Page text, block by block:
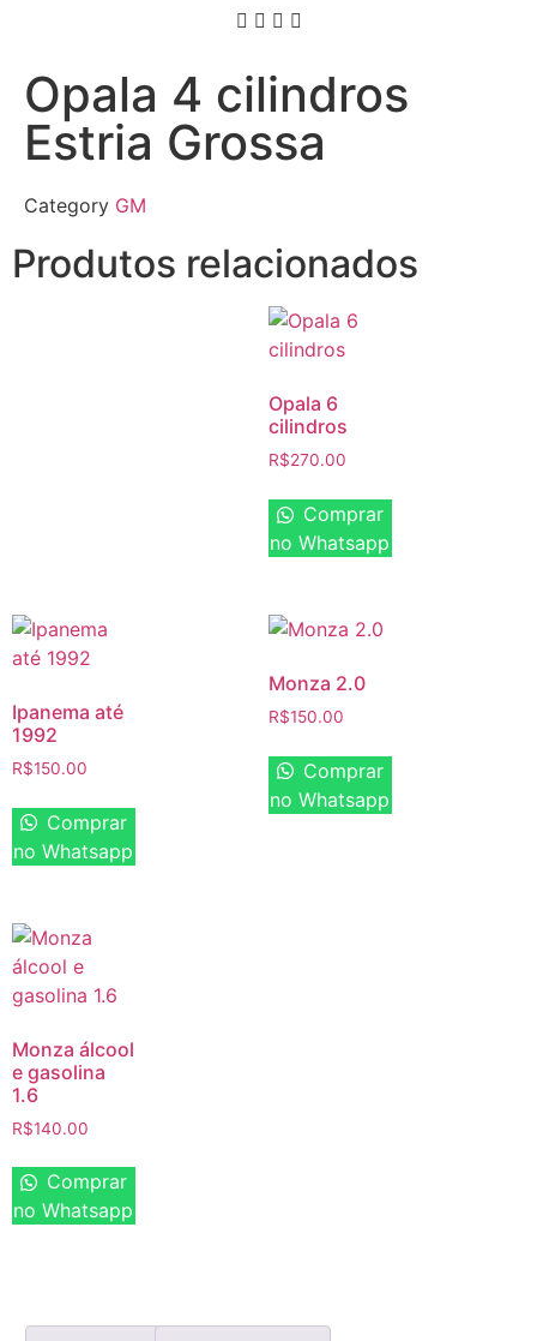
Opala 4 cilindros
Estria Grossa
Category GM
Produtos relacionados
Opala 6
cilindros
R$270.00
Comprar
no Whatsapp
Ipanema até
1992
R$150.00
Comprar
no Whatsapp
Monza 2.0
R$150.00
Comprar
no Whatsapp
Monza álcool
e gasolina
1.6
R$140.00
Comprar
no Whatsapp